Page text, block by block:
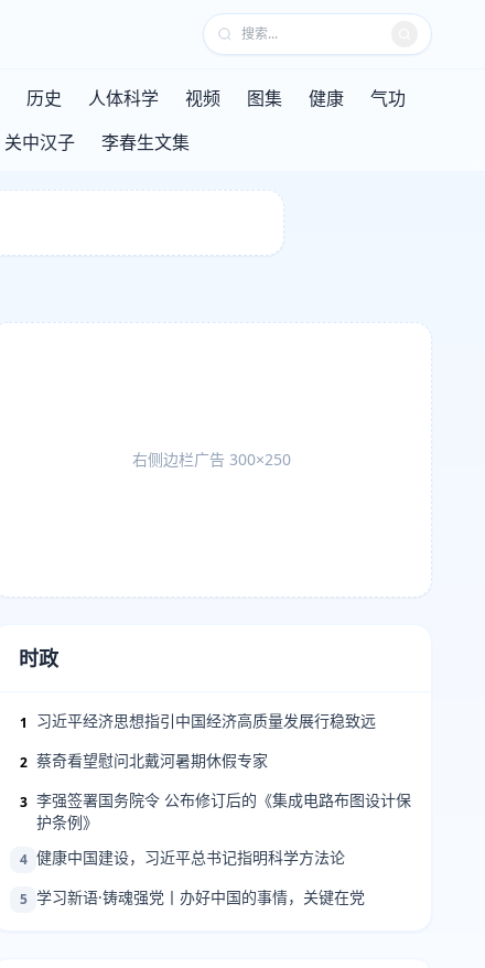
历史 人体科学 视频 图集 健康
气功
关中汉子 李春生文集
右侧边栏广告 300×250
时政
1 习近平经济思想指引中国经济高质量发展行稳致远
2 蔡奇看望慰问北戴河暑期休假专家
3 李强签署国务院令 公布修订后的《集成电路布图设计保
护条例》
4 健康中国建设，习近平总书记指明科学方法论
5 学习新语·铸魂强党丨办好中国的事情，关键在党